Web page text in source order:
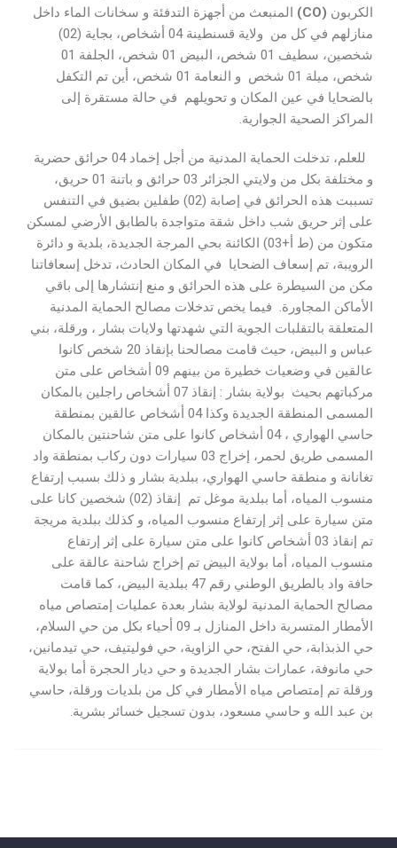
الكربون (CO)
المنبعث من أجهزة التدفئة و سخانات الماء داخل
منازلهم في كل من ولاية قسنطينة 04 أشخاص، بجاية (02)
شخصين، سطيف 01 شخص، البيض 01 شخص، الجلفة 01
شخص، ميلة 01 شخص و النعامة 01 شخص، أين تم التكفل
بالضحايا في عين المكان و تحويلهم في حالة مستقرة إلى
المراكز الصحية الجوارية.
للعلم، تدخلت الحماية المدنية من أجل إخماد 04 حرائق حضرية
و مختلفة بكل من ولايتي الجزائر 03 حرائق و باتنة 01 حريق،
تسببت هذه الحرائق في إصابة (02) طفلين بضيق في التنفس
على إثر حريق شب داخل شقة متواجدة بالطابق الأرضي لمسكن
متكون من (ط أ+03) الكائنة بحي المرجة الجديدة، بلدية و دائرة
الرويبة، تم إسعاف الضحايا في المكان الحادث، تدخل إسعافاتنا
مكن من السيطرة على هذه الحرائق و منع إنتشارها إلى باقي
الأماكن المجاورة. فيما يخص تدخلات مصالح الحماية المدنية
المتعلقة بالتقلبات الجوية التي شهدتها ولايات بشار ، ورقلة، بني
عباس و البيض، حيث قامت مصالحنا بإنقاذ 20 شخص كانوا
عالقين في وضعيات خطيرة من بينهم 09 أشخاص على متن
مركباتهم بحيث بولاية بشار : إنقاذ 07 أشخاص راجلين بالمكان
المسمى المنطقة الجديدة وكذا 04 أشخاص عالقين بمنطقة
حاسي الهواري ، 04 أشخاص كانوا على متن شاحنتين بالمكان
المسمى طريق لحمر، إخراج 03 سيارات دون ركاب بمنطقة واد
تغانانة و منطقة حاسي الهواري، ببلدية بشار و ذلك بسبب إرتفاع
منسوب المياه، أما ببلدية موغل تم إنقاذ (02) شخصين كانا على
متن سيارة على إثر إرتفاع منسوب المياه، و كذلك ببلدية مريجة
تم إنقاذ 03 أشخاص كانوا على متن سيارة على إثر إرتفاع
منسوب المياه، أما بولاية البيض تم إخراج شاحنة عالقة على
حافة واد بالطريق الوطني رقم 47 ببلدية البيض، كما قامت
مصالح الحماية المدنية لولاية بشار بعدة عمليات إمتصاص مياه
الأمطار المتسربة داخل المنازل بـ 09 أحياء بكل من حي السلام،
حي الذبذابة، حي الفتح، حي الزاوية، حي فوليتيف، حي تيدمانين،
حي مانوفة، عمارات بشار الجديدة و حي ديار الحجرة أما بولاية
ورقلة تم إمتصاص مياه الأمطار في كل من بلديات ورقلة، حاسي
بن عبد الله و حاسي مسعود، بدون تسجيل خسائر بشرية.